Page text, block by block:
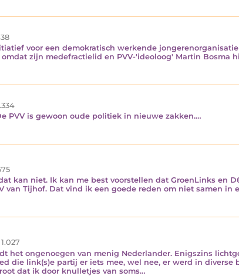
voor een demokratisch werkende
zijn medefractielid en PVV-'ideoloog' Martin Bosma
PVV is gewoon oude politiek in nieuwe zakken.…
kan niet. Ik kan me best voorstellen dat GroenLinks en
van Tijhof. Dat vind ik een goede reden om niet samen in
het ongenoegen van menig Nederlander. Enigszins
die link(s)e partij er iets mee, wel nee, er werd in diverse
dat ik door knulletjes van soms…